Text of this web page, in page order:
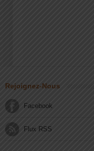
Rejoignez-Nous
Facebook
Flux RSS